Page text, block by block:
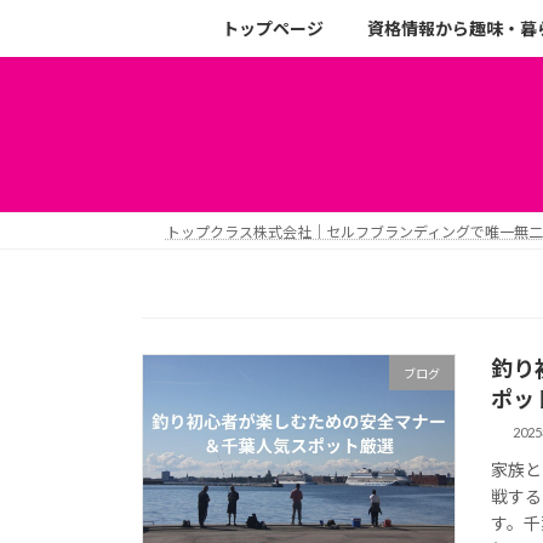
トップページ 資格情報から趣味・
トップクラス株式会社｜セルフブランディングで唯一無
ブログ
釣り
ポッ
家族
戦す
す。